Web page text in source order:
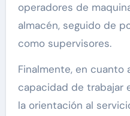
operadores de
almacén, seguido de
como supervisores.
Finalmente, en cuanto
capacidad de trabajar
la orientación al